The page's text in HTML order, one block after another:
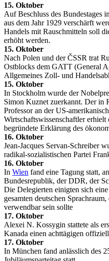
15. Oktober
Auf Beschluss des Bundestages
aus dem Jahr 1929 verschärft
Handels mit Rauschmitteln soll
erhöht werden.
15. Oktober
Nach Polen und der ČSSR trat
Ostblocks dem GATT (General
Allgemeines Zoll- und
15. Oktober
In Stockholm wurde der
Simon Kuznet zuerkannt. Der in
Professor an der US-
Wirtschaftswissenschaftler
begründete Erklärung des
16. Oktober
Jean-Jacques Servan-Schreiber
radikal-sozialistischen Partei
16. Oktober
In Wien fand eine Tagung statt,
Bundesrepublik, der DDR, der
Die Delegierten einigten sich
gesamten deutschen
verwendbar sein sollte
17. Oktober
Alexei N. Kossygin stattete als
Kanada einen achttägigen
17. Oktober
In München fand anlässlich des